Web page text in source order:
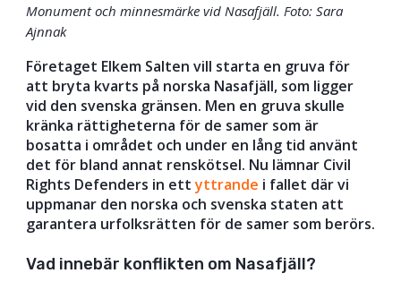
Monument och minnesmärke vid Nasafjäll. Foto: Sara
Ajnnak
Företaget Elkem Salten vill starta en gruva för
att bryta kvarts på norska Nasafjäll, som ligger
vid den svenska gränsen. Men en gruva skulle
kränka rättigheterna för de samer som är
bosatta i området och under en lång tid använt
det för bland annat renskötsel. Nu lämnar Civil
Rights Defenders in ettyttrande i fallet där vi
uppmanar den norska och svenska staten att
garantera urfolksrätten för de samer som berörs.
Vad innebär konflikten om Nasafjäll?